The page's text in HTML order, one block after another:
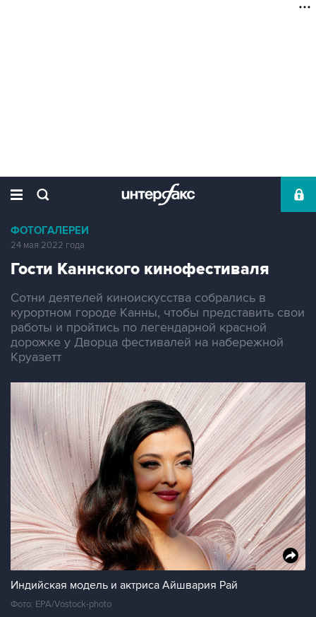
ФОТОГАЛЕРЕИ
24 мая 2022 года
Гости Каннского кинофестиваля
Cотни деятелей киноискусства собрались в
курортном городе Канны, чтобы представить свои
работы и пройтись по легендарной красной
дорожке у Дворца фестивалей на набережной
Круазетт
Индийская модель и актриса Айшвария Рай
Фото: EPA/Vostock-photo